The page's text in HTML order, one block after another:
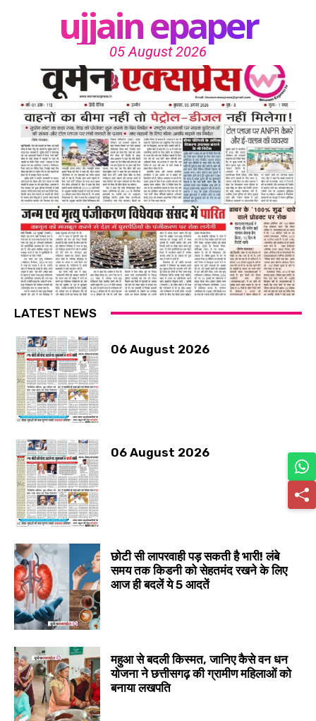
ujjain epaper
05 August 2026
LATEST NEWS
06 August 2026
06 August 2026
छोटी सी लापरवाही पड़ सकती है भारी! लंबे
समय तक किडनी को सेहतमंद रखने के लिए
आज ही बदलें ये 5 आदतें
महुआ से बदली किस्मत, जानिए कैसे वन धन
योजना ने छत्तीसगढ़ की ग्रामीण महिलाओं को
बनाया लखपति